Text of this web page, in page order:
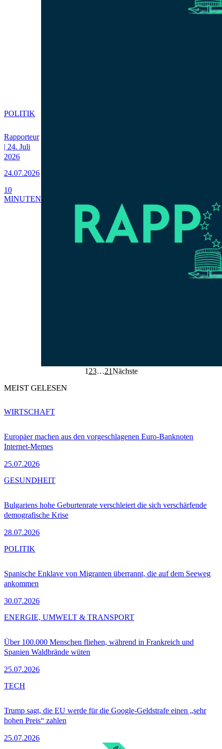
Rapporteur
| 24. Juli
2026
24.07.2026
POLITIK
10
MINUTEN
1 23…21Nächste
MEIST GELESEN
Europäer machen aus den vorgeschlagenen Euro-Banknoten
Internet-Memes
25.07.2026
WIRTSCHAFT
Bulgariens hohe Geburtenrate verschleiert die sich verschärfende
demografische Krise
28.07.2026
GESUNDHEIT
Spanische Enklave von Migranten überrannt, die auf dem Seeweg
ankommen
30.07.2026
POLITIK
Über 100.000 Menschen fliehen, während in Frankreich und
Spanien Waldbrände wüten
25.07.2026
ENERGIE, UMWELT & TRANSPORT
Trump sagt, die EU werde für die Google-Geldstrafe einen „sehr
hohen Preis“ zahlen
25.07.2026
TECH